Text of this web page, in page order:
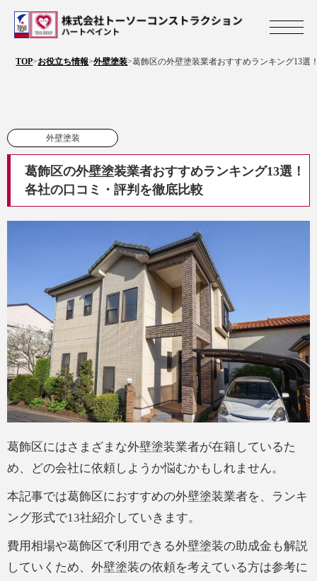
株式会社トー
TOP>お役立ち情報>外壁塗装>葛飾区の外壁塗装業者おすすめランキング13選
外壁塗装
葛飾区の外壁塗装業者おすすめランキング13選！
各社の口コミ・評判を徹底比較
葛飾区にはさまざまな外壁塗装業者が在籍しているた
め、どの会社に依頼しようか悩むかもしれません。
本記事では葛飾区におすすめの外壁塗装業者を、ランキ
ング形式で13社紹介していきます。
費用相場や葛飾区で利用できる外壁塗装の助成金も解説
していくため、外壁塗装の依頼を考えている方は参考に